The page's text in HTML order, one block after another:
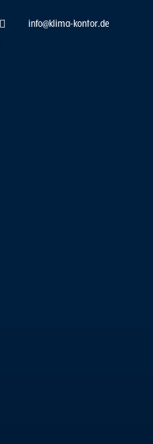
info@klima-kontor.de